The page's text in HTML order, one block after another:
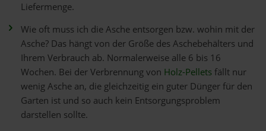
Liefermenge.
Wie oft muss ich die Asche entsorgen bzw. wohin mit der
Asche? Das hängt von der Größe des Aschebehälters und
Ihrem Verbrauch ab. Normalerweise alle 6 bis 16
Wochen. Bei der Verbrennung von Holz-Pelletsfällt nur
wenig Asche an, die gleichzeitig ein guter Dünger für den
Garten ist und so auch kein Entsorgungsproblem
darstellen sollte.